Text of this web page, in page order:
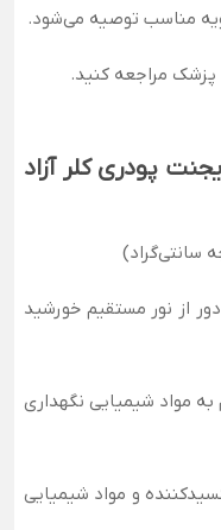
مناسب توصیه می‌شود.
پزشک مراجعه کنید.
پودری کلر آزاد
از نور مستقیم خورشید
مواد شیمیایی نگهداری
و مواد شیمیایی